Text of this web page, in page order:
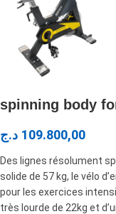
spinning body
109.800,00 د.ج
Des lignes résolument
solide de 57 kg, le vélo
pour les exercices
très lourde de 22kg et